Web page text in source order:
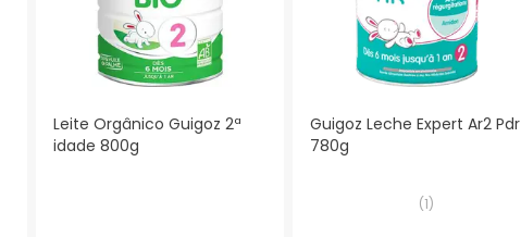
Leite Orgânico Guigoz 2ª
idade 800g
Guigoz Leche Expert Ar2 Pdr
780g
(1)